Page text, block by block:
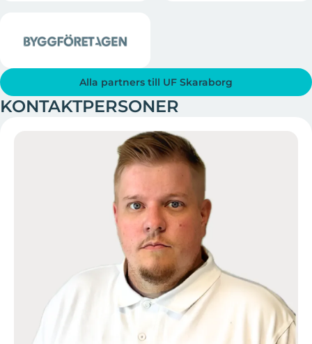
Alla partners till UF Skaraborg
KONTAKTPERSONER